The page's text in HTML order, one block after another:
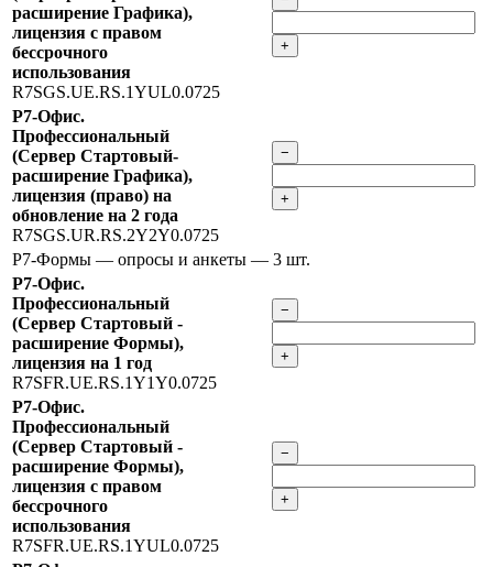
расширение Графика),
лицензия с правом
бессрочного
использования
R7SGS.UE.RS.1YUL0.0725
+
Р7-Офис.
Профессиональный
(Сервер Стартовый-
расширение Графика),
лицензия (право) на
обновление на 2 года
R7SGS.UR.RS.2Y2Y0.0725
−
+
Р7-Формы — опросы и анкеты — 3 шт.
Р7-Офис.
Профессиональный
(Сервер Стартовый -
расширение Формы),
лицензия на 1 год
R7SFR.UE.RS.1Y1Y0.0725
−
+
Р7-Офис.
Профессиональный
(Сервер Стартовый -
расширение Формы),
лицензия с правом
бессрочного
использования
R7SFR.UE.RS.1YUL0.0725
−
+